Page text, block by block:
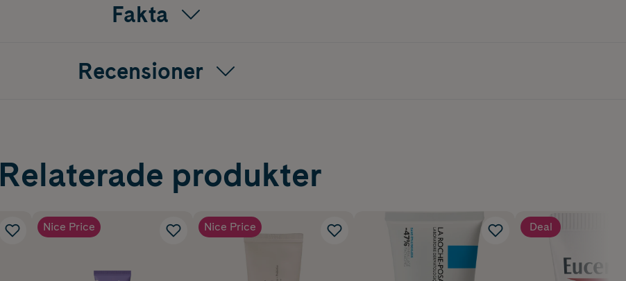
Fakta
Recensioner
Relaterade produkter
Nice Price Nice Price Deal